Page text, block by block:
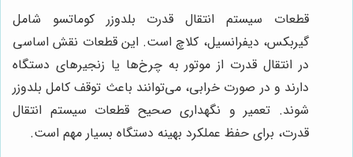
قطعات سیستم انتقال قدرت بلدوزر کوماتسو شامل
گیربکس، دیفرانسیل، کلاچ است. این قطعات نقش اساسی
در انتقال قدرت از موتور به چرخ‌ها یا زنجیرهای دستگاه
دارند و در صورت خرابی، می‌توانند باعث توقف کامل بلدوزر
شوند. تعمیر و نگهداری صحیح قطعات سیستم انتقال
قدرت، برای حفظ عملکرد بهینه دستگاه بسیار مهم است.